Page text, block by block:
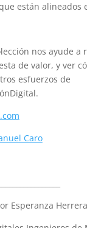
están alineados
nos ayude a
de valor, y ver
esfuerzos de
Caro
Esperanza Herrera